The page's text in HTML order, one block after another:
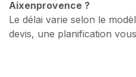
Aixenprovence ?
Le délai varie selon le
devis, une planification